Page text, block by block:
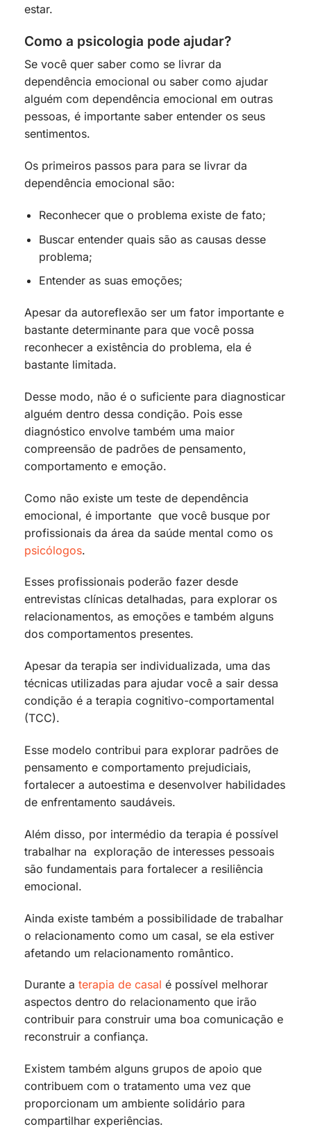
estar.
Como a psicologia pode ajudar?
Se você quer saber como se livrar da
dependência emocional ou saber como ajudar
alguém com dependência emocional em outras
pessoas, é importante saber entender os seus
sentimentos.
Os primeiros passos para para se livrar da
dependência emocional são:
Reconhecer que o problema existe de fato;
Buscar entender quais são as causas desse
problema;
Entender as suas emoções;
Apesar da autoreflexão ser um fator importante e
bastante determinante para que você possa
reconhecer a existência do problema, ela é
bastante limitada.
Desse modo, não é o suficiente para diagnosticar
alguém dentro dessa condição. Pois esse
diagnóstico envolve também uma maior
compreensão de padrões de pensamento,
comportamento e emoção.
Como não existe um teste de dependência
emocional, é importante que você busque por
profissionais da área da saúde mental como os
psicólogos.
Esses profissionais poderão fazer desde
entrevistas clínicas detalhadas, para explorar os
relacionamentos, as emoções e também alguns
dos comportamentos presentes.
Apesar da terapia ser individualizada, uma das
técnicas utilizadas para ajudar você a sair dessa
condição é a terapia cognitivo-comportamental
(TCC).
Esse modelo contribui para explorar padrões de
pensamento e comportamento prejudiciais,
fortalecer a autoestima e desenvolver habilidades
de enfrentamento saudáveis.
Além disso, por intermédio da terapia é possível
trabalhar na exploração de interesses pessoais
são fundamentais para fortalecer a resiliência
emocional.
Ainda existe também a possibilidade de trabalhar
o relacionamento como um casal, se ela estiver
afetando um relacionamento romântico.
Durante a terapia de casal é possível melhorar
aspectos dentro do relacionamento que irão
contribuir para construir uma boa comunicação e
reconstruir a confiança.
Existem também alguns grupos de apoio que
contribuem com o tratamento uma vez que
proporcionam um ambiente solidário para
compartilhar experiências.